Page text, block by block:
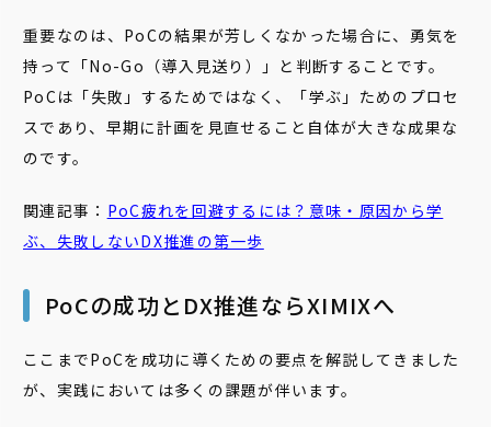
重要なのは、PoCの結果が芳しくなかった場合に、勇気を
持って「No-Go（導入見送り）」と判断することです。
PoCは「失敗」するためではなく、「学ぶ」ためのプロセ
スであり、早期に計画を見直せること自体が大きな成果な
のです。
関連記事： PoC疲れを回避するには？意味・原因から学
ぶ、失敗しないDX推進の第一歩
PoCの成功とDX推進ならXIMIXへ
ここまでPoCを成功に導くための要点を解説してきました
が、実践においては多くの課題が伴います。